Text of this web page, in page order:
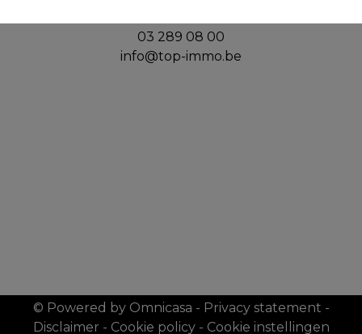
03 289 08 00
info@top-immo.be
© Powered by Omnicasa - Privacy statement -
Disclaimer - Cookie policy- Cookie instellingen